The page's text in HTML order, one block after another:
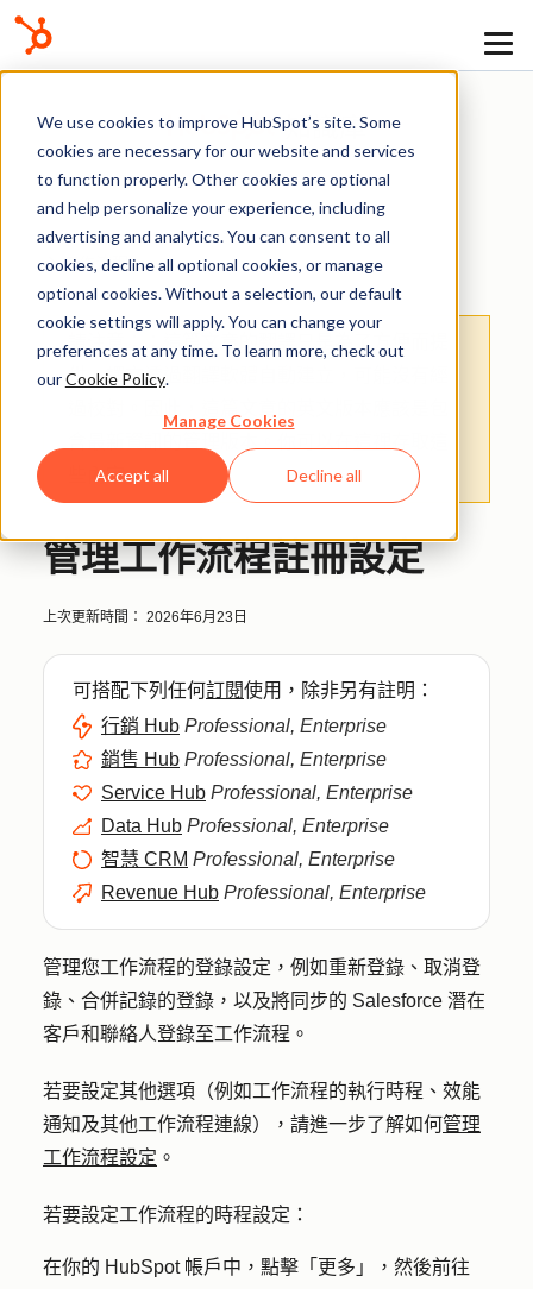
We use cookies to improve HubSpot’s site. Some
cookies are necessary for our website and services
to function properly. Other cookies are optional
and help personalize your experience, including
advertising and analytics. You can consent to all
cookies, decline all optional cookies, or manage
optional cookies. Without a selection, our default
cookie settings will apply. You can change your
preferences at any time. To learn more, check out
ourCookie Policy.
Manage Cookies
Accept all Decline all
知識庫
工作流程
請注意： ：這篇文章的翻譯只是為了方便而提
供。譯文透過翻譯軟體自動建立，可能沒有經
些內容。
管理工作流程註冊設定
上次更新時間： 2026年6月23日
可搭配下列任何訂閱使用，除非另有註明：
行銷 Hub Professional, Enterprise
銷售 Hub Professional, Enterprise
Service Hub Professional, Enterprise
Data Hub Professional, Enterprise
智慧 CRM Professional, Enterprise
Revenue Hub Professional, Enterprise
管理您工作流程的登錄設定，例如重新登錄、取消登
錄、合併記錄的登錄，以及將同步的 Salesforce 潛在
客戶和聯絡人登錄至工作流程。
若要設定其他選項（例如工作流程的執行時程、效能
通知及其他工作流程連線），請進一步了解如何管理
工作流程設定 。
若要設定工作流程的時程設定：
在你的 HubSpot 帳戶中，點擊 「更多」
，然後前往